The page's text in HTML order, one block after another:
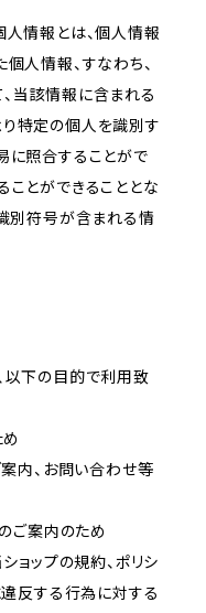
人情報とは、個人情報
人情報、すなわち、
当該情報に含まれる
特定の個人を識別す
に照合することがで
ことができることとな
別符号が含まれる情
以下の目的で利用致
案内、お問い合わせ等
ご案内のため
ョップの規約、ポリシ
違反する行為に対する